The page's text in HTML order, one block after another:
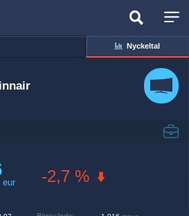
Nyckeltal
eur -2,7 %